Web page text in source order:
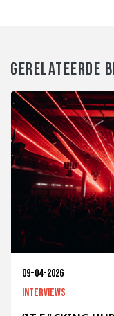
GERELATEERDE
09-04-2026
Interviews